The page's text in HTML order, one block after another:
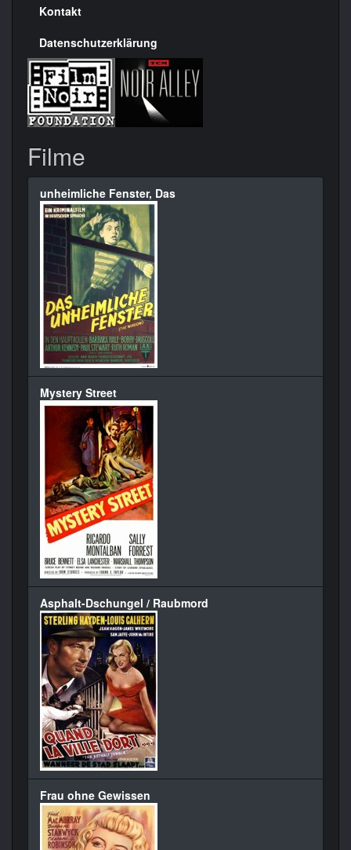
Kontakt
Datenschutzerklärung
Filme
unheimliche Fenster, Das
Mystery Street
Asphalt-Dschungel / Raubmord
Frau ohne Gewissen